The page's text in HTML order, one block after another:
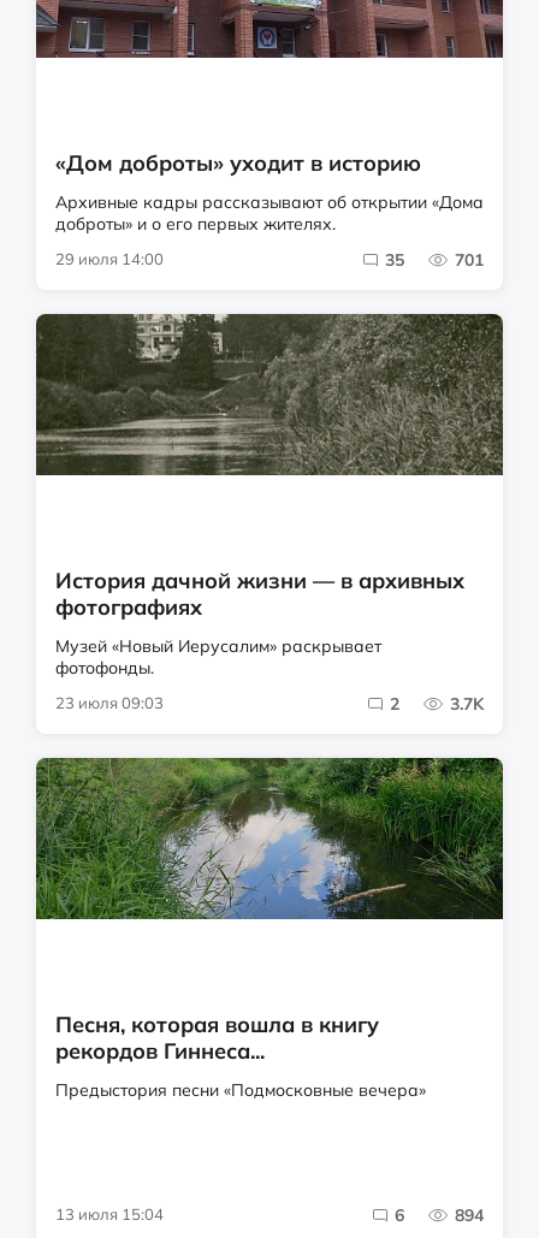
«Дом доброты» уходит в историю
Архивные кадры рассказывают об открытии «Дома
доброты» и о его первых жителях.
29 июля 14:00 35 701
История дачной жизни — в архивных
фотографиях
Музей «Новый Иерусалим» раскрывает
фотофонды.
23 июля 09:03 2 3.7K
Песня, которая вошла в книгу
рекордов Гиннеса...
Предыстория песни «Подмосковные вечера»
13 июля 15:04 6 894